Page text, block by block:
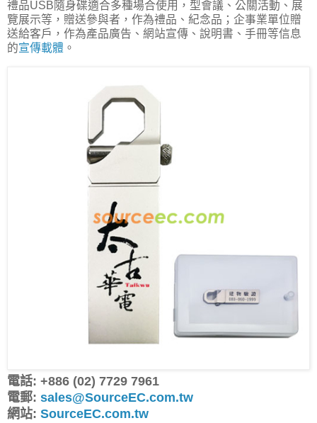
禮品USB隨身碟適合多種場合使用，型會議、公關活動、展
覽展示等，贈送參與者，作為禮品、紀念品；企事業單位贈
送給客戶，作為產品廣告、網站宣傳、說明書、手冊等信息
的宣傳載體 。
電話: +886 (02) 7729 7961
電郵: sales@SourceEC.com.tw
網站: SourceEC.com.tw